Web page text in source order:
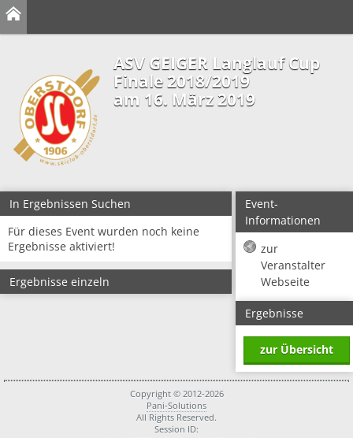
ASV GEIGER Langlauf Cup
Finale 2018/2019
am 16. März 2019
In Ergebnissen Suchen
Für dieses Event wurden noch keine
Ergebnisse aktiviert!
Ergebnisse einzeln
Event-
Informationen
zur
Veranstalter
Webseite
Ergebnisse
zur Übersicht
Copyright © 2012-2026
Pani-Solutions
All Rights Reserved.
Session ID: